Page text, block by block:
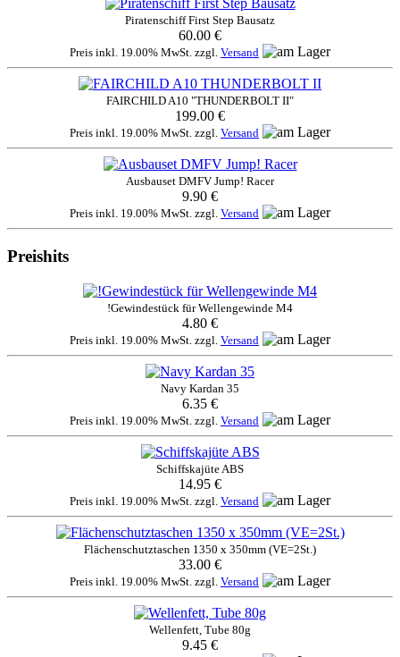
Piratenschiff First Step Bausatz
60.00 €
Preis inkl. 19.00% MwSt. zzgl. Versand
FAIRCHILD A10 "THUNDERBOLT II"
199.00 €
Preis inkl. 19.00% MwSt. zzgl. Versand
Ausbauset DMFV Jump! Racer
9.90 €
Preis inkl. 19.00% MwSt. zzgl. Versand
Preishits
!Gewindestück für Wellengewinde M4
4.80 €
Preis inkl. 19.00% MwSt. zzgl. Versand
Navy Kardan 35
6.35 €
Preis inkl. 19.00% MwSt. zzgl. Versand
Schiffskajüte ABS
14.95 €
Preis inkl. 19.00% MwSt. zzgl. Versand
Flächenschutztaschen 1350 x 350mm (VE=2St.)
33.00 €
Preis inkl. 19.00% MwSt. zzgl. Versand
Wellenfett, Tube 80g
9.45 €